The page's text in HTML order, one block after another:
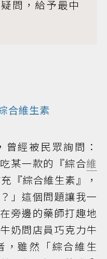
問，給予最中
合維生素
經被民眾詢問：
某一款的『綜合維
『綜合維生素』，
」這個問題讓我一
旁邊的藥師打趣地
奶問店員巧克力牛
，雖然「綜合維生